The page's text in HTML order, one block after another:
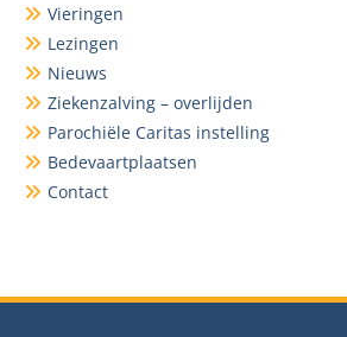
Vieringen
Lezingen
Nieuws
Ziekenzalving – overlijden
Parochiële Caritas instelling
Bedevaartplaatsen
Contact